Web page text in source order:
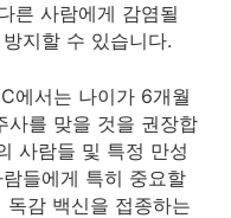
른 사람에게 감염될
지할 수 있습니다.
에서는 나이가 6개월
사를 맞을 것을 권장합
사람들 및 특정 만성
들에게 특히 중요할
감 백신을 접종하는